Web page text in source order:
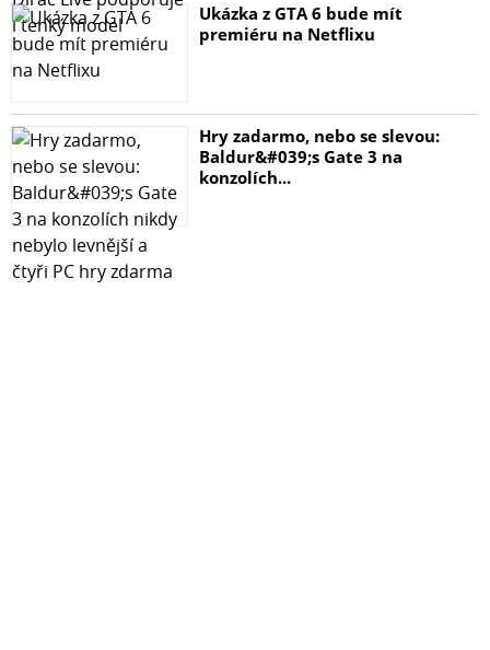
Ukázka z GTA 6 bude mít
premiéru na Netflixu
Hry zadarmo, nebo se slevou:
Baldur&#039;s Gate 3 na
konzolích...